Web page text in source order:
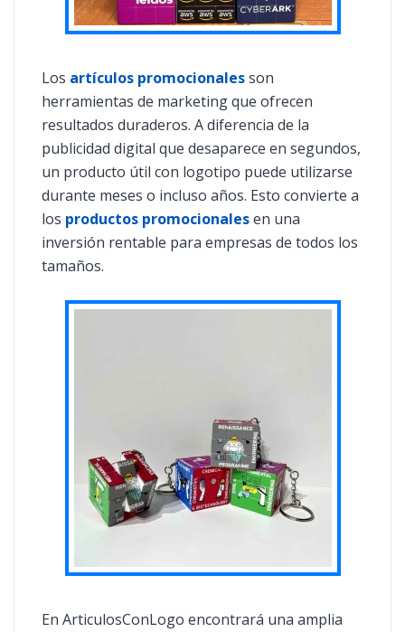
Los artículos promocionalesson
herramientas de marketing que ofrecen
resultados duraderos. A diferencia de la
publicidad digital que desaparece en segundos,
un producto útil con logotipo puede utilizarse
durante meses o incluso años. Esto convierte a
los productos promocionalesen una
inversión rentable para empresas de todos los
tamaños.
En ArticulosConLogo encontrará una amplia